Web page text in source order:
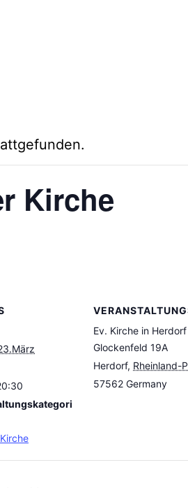
Kirche
Ev. Kirche in Herdorf
Glockenfeld 19A
Herdorf, Rheinland-
57562 Germany